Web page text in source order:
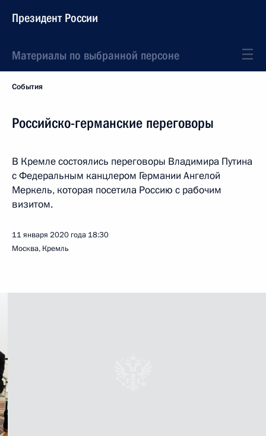
Президент России
Материалы по выбранной персоне
События
Российско-германские переговоры
В Кремле состоялись переговоры Владимира Путина
с Федеральным канцлером Германии Ангелой
Меркель, которая посетила Россию с рабочим
визитом.
11 января 2020 года 18:30
Москва, Кремль